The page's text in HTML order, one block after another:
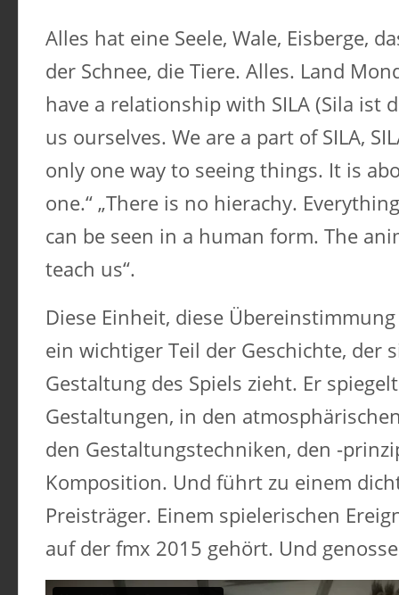
Alles hat eine Seele, Wale, Eisberge,
der Schnee, die Tiere. Alles. Land
have a relationship with SILA (Sila ist
us ourselves. We are a part of SILA,
only one way to seeing things. It is
one.“ „There is no hierachy.
can be seen in a human form. The
teach us“.
Diese Einheit, diese
ein wichtiger Teil der Geschichte, der
Gestaltung des Spiels zieht. Er
Gestaltungen, in den
den Gestaltungstechniken, den -
Komposition. Und führt zu einem
Preisträger. Einem spielerischen
auf der fmx 2015 gehört. Und